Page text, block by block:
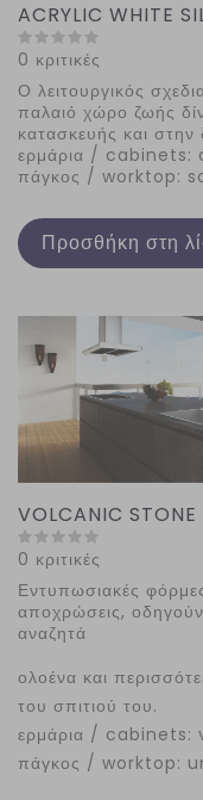
ACRYLIC WHITE
0 κριτικές
Ο λειτουργικός
παλαιό χώρο ζωής
κατασκευής και
ερμάρια /
πάγκος / worktop:
Προσθήκη στη
VOLCANIC STONE
0 κριτικές
Εντυπωσιακές
αποχρώσεις,
αναζητά
ολοένα και
του σπιτιού του.
ερμάρια /
πάγκος / worktop: